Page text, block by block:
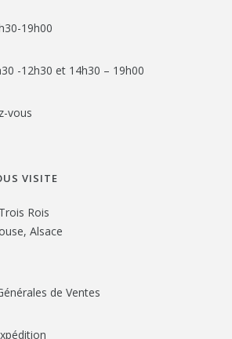
19h00
-12h30 et 14h30 – 19h00
vous
VISITE
Rois
Alsace
de Ventes